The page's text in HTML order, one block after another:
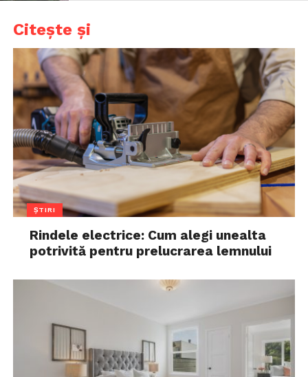
Citește și
ȘTIRI
Rindele electrice: Cum alegi unealta
potrivită pentru prelucrarea lemnului